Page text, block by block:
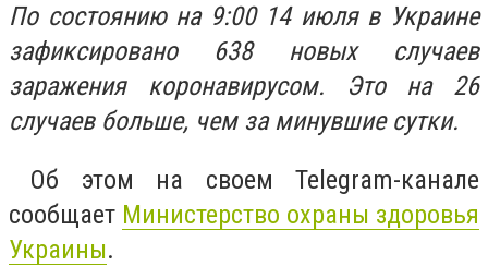
По состоянию на 9:00 14 июля в Украине
зафиксировано 638 новых случаев
заражения коронавирусом. Это на 26
случаев больше, чем за минувшие сутки.
Об этом на своем Telegram-канале
сообщает Министерство охраны здоровья
Украины.